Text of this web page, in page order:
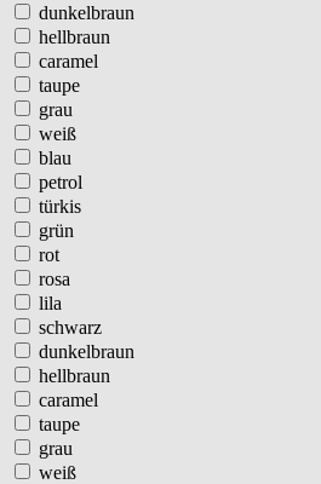
dunkelbraun
hellbraun
caramel
taupe
grau
weiß
blau
petrol
türkis
grün
rot
rosa
lila
schwarz
dunkelbraun
hellbraun
caramel
taupe
grau
weiß